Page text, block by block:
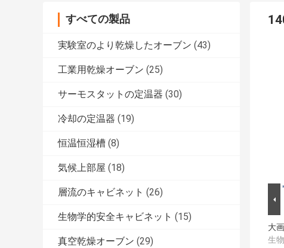
すべての製品
実験室のより乾燥したオーブン (43)
工業用乾燥オーブン (25)
サーモスタットの定温器 (30)
冷却の定温器 (19)
恒温恒湿槽 (8)
気候上部屋 (18)
層流のキャビネット (26)
生物学的安全キャビネット (15)
真空乾燥オーブン (29)
大
生